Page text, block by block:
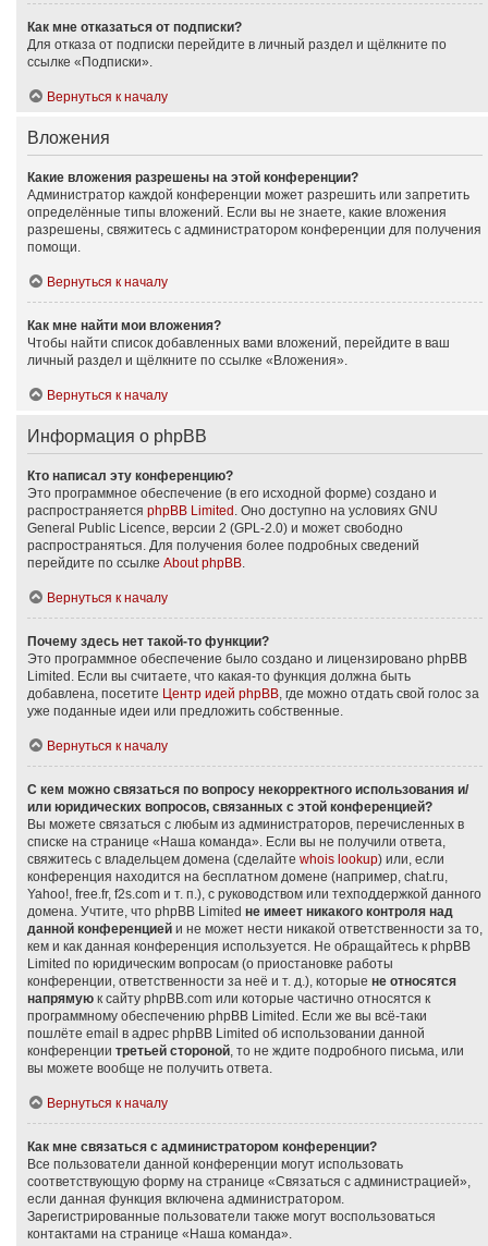
Как мне отказаться от подписки?
Для отказа от подписки перейдите в личный раздел и щёлкните по
ссылке «Подписки».
Вернуться к началу
Вложения
Какие вложения разрешены на этой конференции?
Администратор каждой конференции может разрешить или запретить
определённые типы вложений. Если вы не знаете, какие вложения
разрешены, свяжитесь с администратором конференции для получения
помощи.
Вернуться к началу
Как мне найти мои вложения?
Чтобы найти список добавленных вами вложений, перейдите в ваш
личный раздел и щёлкните по ссылке «Вложения».
Вернуться к началу
Информация о phpBB
Кто написал эту конференцию?
Это программное обеспечение (в его исходной форме) создано и
распространяется phpBB Limited . Оно доступно на условиях GNU
General Public Licence, версии 2 (GPL-2.0) и может свободно
распространяться. Для получения более подробных сведений
перейдите по ссылке About phpBB.
Вернуться к началу
Почему здесь нет такой-то функции?
Это программное обеспечение было создано и лицензировано phpBB
Limited. Если вы считаете, что какая-то функция должна быть
добавлена, посетите Центр идей phpBB, где можно отдать свой голос за
уже поданные идеи или предложить собственные.
Вернуться к началу
С кем можно связаться по вопросу некорректного использования и/
или юридических вопросов, связанных с этой конференцией?
Вы можете связаться с любым из администраторов, перечисленных в
списке на странице «Наша команда». Если вы не получили ответа,
свяжитесь с владельцем домена (сделайте whois lookup) или, если
конференция находится на бесплатном домене (например, chat.ru,
Yahoo!, free.fr, f2s.com и т. п.), с руководством или техподдержкой данного
домена. Учтите, что phpBB Limited не имеет никакого контроля над
данной конференцией и не может нести никакой ответственности за то,
кем и как данная конференция используется. Не обращайтесь к phpBB
Limited по юридическим вопросам (о приостановке работы
конференции, ответственности за неё и т. д.), которые не относятся
напрямую к сайту phpBB.com или которые частично относятся к
программному обеспечению phpBB Limited. Если же вы всё-таки
пошлёте email в адрес phpBB Limited об использовании данной
конференции третьей стороной, то не ждите подробного письма, или
вы можете вообще не получить ответа.
Вернуться к началу
Как мне связаться с администратором конференции?
Все пользователи данной конференции могут использовать
соответствующую форму на странице «Связаться с администрацией»,
если данная функция включена администратором.
Зарегистрированные пользователи также могут воспользоваться
контактами на странице «Наша команда».